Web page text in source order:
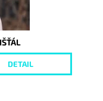
DETAIL